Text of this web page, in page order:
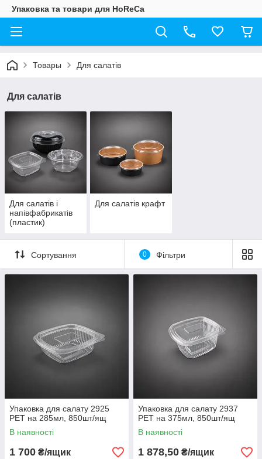
Упаковка та товари для HoReCa
Товары Для салатів
Для салатів
Для салатів і
напівфабрикатів
(пластик)
Для салатів крафт
Сортування 0 Фільтри
Упаковка для салату 2925
PET на 285мл, 850шт/ящ
В наявності
1 700 ₴/ящик
Упаковка для салату 2937
PET на 375мл, 850шт/ящ
В наявності
1 878,50 ₴/ящик